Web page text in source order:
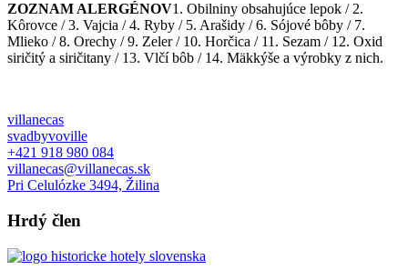
ZOZNAM ALERGÉNOV1. Obilniny obsahujúce lepok / 2.
Kôrovce / 3. Vajcia / 4. Ryby / 5. Arašidy / 6. Sójové bôby / 7.
Mlieko / 8. Orechy / 9. Zeler / 10. Horčica / 11. Sezam / 12. Oxid
siričitý a siričitany / 13. Vlčí bôb / 14. Mäkkýše a výrobky z nich.
villanecas
svadbyvoville
+421 918 980 084
villanecas@villanecas.sk
Pri Celulózke 3494, Žilina
Hrdý člen